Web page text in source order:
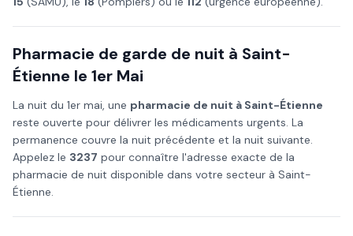
Pharmacie de garde de nuit à Saint-
Étienne le 1er Mai
La nuit du 1er mai, une pharmacie de nuit à Saint-Étienne
reste ouverte pour délivrer les médicaments urgents. La
permanence couvre la nuit précédente et la nuit suivante.
Appelez le 3237 pour connaître l'adresse exacte de la
pharmacie de nuit disponible dans votre secteur à Saint-
Étienne.